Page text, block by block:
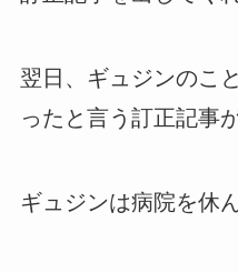
翌日、ギュジンのこ
ったと言う訂正記事
ギュジンは病院を休ん